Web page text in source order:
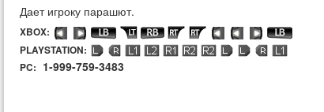
Дает игроку парашют.
XBOX:
PLAYSTATION:
PC: 1-999-759-3483